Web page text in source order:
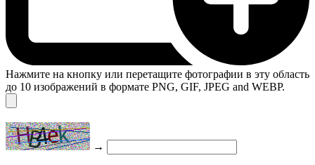
Нажмите на кнопку или перетащите фотографии в эту область
до 10 изображений в формате PNG, GIF, JPEG and WEBP.
→